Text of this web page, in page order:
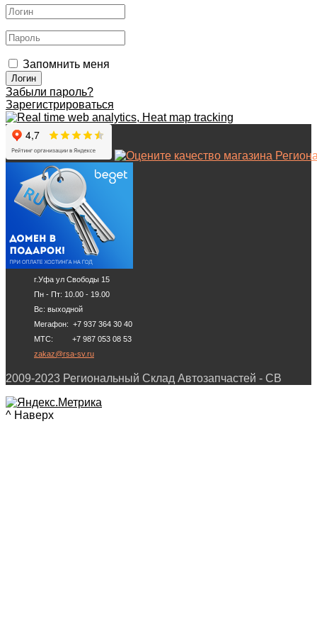
Запомнить меня
Забыли пароль?
Зарегистрироваться
г.Уфа ул Свободы 15
Пн - Пт: 10.00 - 19.00
Вс: выходной
Мегафон: +7 937 364 30 40
МТС: +7 987 053 08 53
zakaz@rsa-sv.ru
2009-2023 Региональный Склад Автозапчастей - СВ
^ Наверх